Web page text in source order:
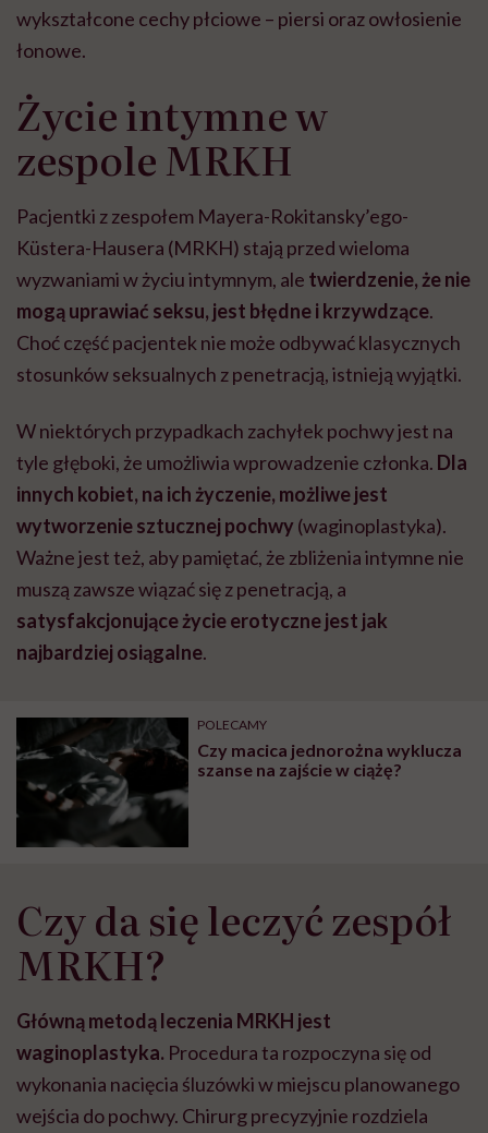
wykształcone cechy płciowe – piersi oraz owłosienie
łonowe.
Życie intymne w
zespole MRKH
Pacjentki z zespołem Mayera-Rokitansky’ego-
Küstera-Hausera (MRKH) stają przed wieloma
wyzwaniami w życiu intymnym, ale twierdzenie, że nie
mogą uprawiać seksu, jest błędne i krzywdzące.
Choć część pacjentek nie może odbywać klasycznych
stosunków seksualnych z penetracją, istnieją wyjątki.
W niektórych przypadkach zachyłek pochwy jest na
tyle głęboki, że umożliwia wprowadzenie członka. Dla
innych kobiet, na ich życzenie, możliwe jest
wytworzenie sztucznej pochwy (waginoplastyka).
Ważne jest też, aby pamiętać, że zbliżenia intymne nie
muszą zawsze wiązać się z penetracją, a
satysfakcjonujące życie erotyczne jest jak
najbardziej osiągalne.
POLECAMY
Czy macica jednorożna wyklucza
szanse na zajście w ciążę?
Czy da się leczyć zespół
MRKH?
Główną metodą leczenia MRKH jest
waginoplastyka. Procedura ta rozpoczyna się od
wykonania nacięcia śluzówki w miejscu planowanego
wejścia do pochwy. Chirurg precyzyjnie rozdziela